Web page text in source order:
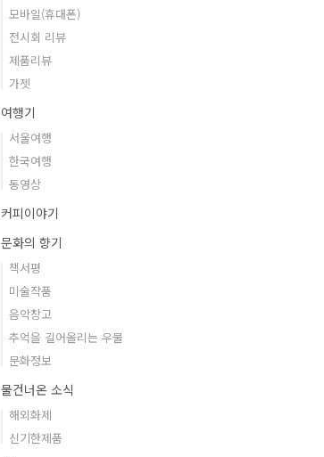
모바일(휴대폰)
전시회 리뷰
제품리뷰
가젯
여행기
서울여행
한국여행
동영상
커피이야기
문화의 향기
책서평
미술작품
음악창고
추억을 길어올리는 우물
문화정보
물건너온 소식
해외화제
신기한제품